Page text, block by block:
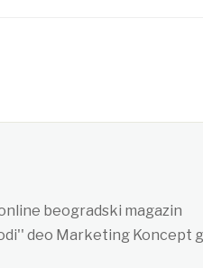
beogradski magazin
deo Marketing Koncept